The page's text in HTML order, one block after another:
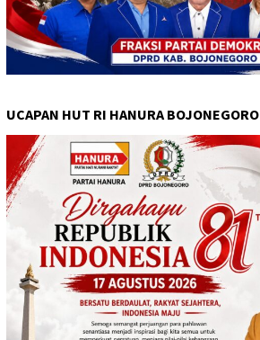
UCAPAN HUT RI HANURA BOJONEGORO